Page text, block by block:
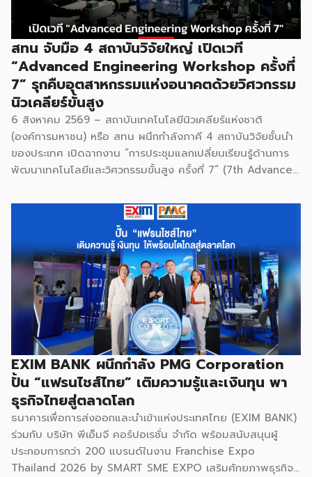
สทน จับมือ 4 สถาบันวิจัยใหญ่ เปิดเวที
“Advanced Engineering Workshop ครั้งที่
7” รุกคืบอุตสาหกรรมแห่งอนาคตด้วยวิศวกรรม
นิวเคลียร์ขั้นสูง
6 สิงหาคม 2569 – สถาบันเทคโนโลยีนิวเคลียร์แห่งชาติ
(องค์การมหาชน) หรือ สทน ผนึกกำลังภาคี 4 สถาบันวิจัยชั้นนำ
ของประเทศ เปิดฉากงาน “การประชุมแลกเปลี่ยนเรียนรู้ด้านการ
พัฒนาเทคโนโลยีและวิศวกรรมขั้นสูง ครั้งที่ 7” (7th Advanced
โดยมี สถาบันเทคโนโลยีนิวเคลียร์แห่งชาติ (องค์การมหาชน) หรือ
สทน. รับหน้าที่เป็นเจ้าภาพหลัก ณ สำนักงาน สทน. องครักษ์ เพื่อ
มุ่งระดมสมองวิศวกรและนักวิจัยไทยในการยกระดับเครื่องมือ
วิทยาศาสตร์ขั้นสูง และสร้างเสถียรภาพทางเทคโนโลยี
(National Resilience) ให้แก่ประเทศอย่างยั่งยืน ศ.ดร.ยศชนัน
วงศ์สวัสดิ์ รัฐมนตรีว่าการกระทรวง อว. ประธานในพิธีเปิดเปิดเผย
ว่า “การประชุมในครั้งนี้เป็นหมุดหมายสำคัญในการหลอมรวมความ
เชี่ยวชาญของ 4 สถาบันใหญ่ เพื่อขับเคลื่อนจากงานวิจัยพื้นฐาน
ไปสู่การสร้างมูลค่าเชิงอุตสาหกรรม โดยมุ่งสร้างเครือข่ายวิศวกร
สมรรถนะสูงที่จะเป็นฐานกำลังในการพัฒนาเทคโนโลยีเชิง
ยุทธศาสตร์ (Strategic Technologies) รองรับอุตสาหกรรม
แห่งอนาคต และพาประเทศก้าวทะยานสู่เวทีโลกได้อย่างภาคภูมิ”
ไฮไลต์สำคัญของการจัดงานในครั้งนี้ […]
EXIM BANK ผนึกกำลัง PMG Corporation
ปั้น “แฟรนไชส์ไทย” เติมความรู้และเงินทุน พา
ธุรกิจไทยสู่ตลาดโลก
ธนาคารเพื่อการส่งออกและนำเข้าแห่งประเทศไทย (EXIM BANK)
ร่วมกับ บริษัท พีเอ็มจี คอร์ปอเรชั่น จำกัด พร้อมสนับสนุนผู้
ประกอบการกว่า 200 แบรนด์ในงาน Franchise Expo
Thailand 2026 by SMART SME EXPO เสริมศักยภาพธุรกิจ